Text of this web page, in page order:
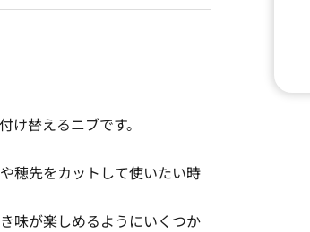
け替えるニブです。
穂先をカットして使いたい時
味が楽しめるようにいくつか